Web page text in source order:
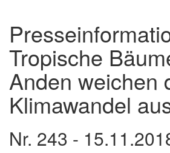
Tropische
Anden weichen
Klimawandel
Nr. 243 -